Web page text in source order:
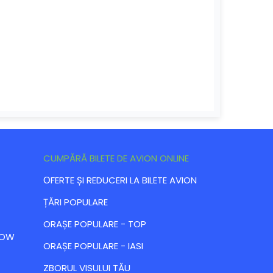
CUMPĂRĂ BILETE DE AVION ONLINE
ОFERTE ȘI REDUCERI LA BILETE AVION
ȚĂRI POPULARE
ORAȘE POPULARE - TOP
ORAȘE POPULARE - IASI
ZBORUL VISULUI TĂU